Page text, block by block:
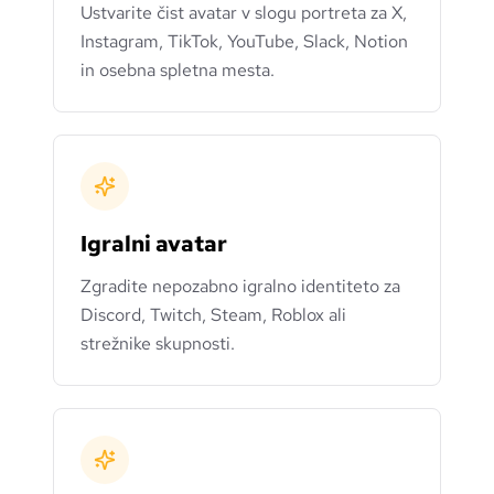
Ustvarite čist avatar v slogu portreta za X,
Instagram, TikTok, YouTube, Slack, Notion
in osebna spletna mesta.
Igralni avatar
Zgradite nepozabno igralno identiteto za
Discord, Twitch, Steam, Roblox ali
strežnike skupnosti.